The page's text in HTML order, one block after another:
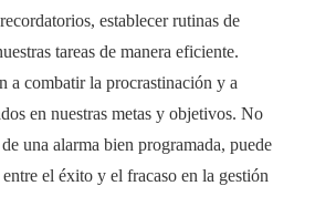
establecer rutinas de
tareas de manera eficiente.
a combatir la procrastinación y a
en nuestras metas y objetivos. No
una alarma bien programada, puede
el éxito y el fracaso en la gestión